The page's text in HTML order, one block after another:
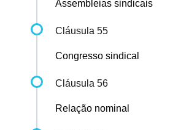
Assembleias sindicais
Cláusula 55
Congresso sindical
Cláusula 56
Relação nominal